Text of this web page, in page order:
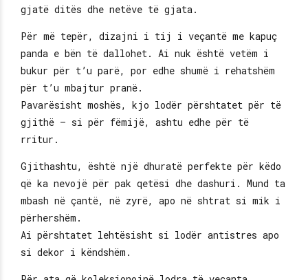
gjatë ditës dhe netëve të gjata.
Për më tepër, dizajni i tij i veçantë me kapuç
panda e bën të dallohet. Ai nuk është vetëm i
bukur për t’u parë, por edhe shumë i rehatshëm
për t’u mbajtur pranë.
Pavarësisht moshës, kjo lodër përshtatet për të
gjithë – si për fëmijë, ashtu edhe për të
rritur.
Gjithashtu, është një dhuratë perfekte për këdo
që ka nevojë për pak qetësi dhe dashuri. Mund ta
mbash në çantë, në zyrë, apo në shtrat si mik i
përhershëm.
Ai përshtatet lehtësisht si lodër antistres apo
si dekor i këndshëm.